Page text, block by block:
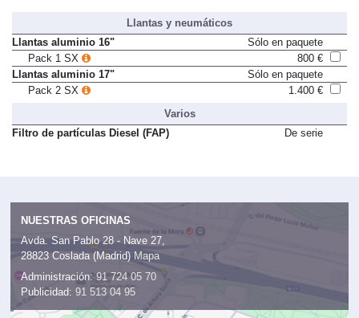
Llantas y neumáticos
Llantas aluminio 16"
Sólo en paquete
Pack 1 SX
800 €
Llantas aluminio 17"
Sólo en paquete
Pack 2 SX
1.400 €
Varios
Filtro de partículas Diesel (FAP)
De serie
NUESTRAS OFICINAS
Avda. San Pablo 28 - Nave 27,
28823 Coslada (Madrid) Mapa
Administración: 91 724 05 70
Publicidad: 91 513 04 95